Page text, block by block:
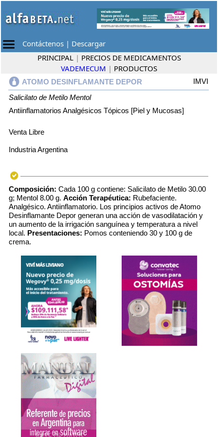
Contáctenos | Descargar
PRINCIPAL | PRECIOS DE MEDICAMENTOS
VADEMECUM | PRODUCTOS
ATOMO DESINFLAMANTE DEPOR
IMVI
Salicilato de Metilo Mentol
Antiinflamatorios Analgésicos Tópicos [Piel y Mucosas]
Venta Libre
Industria Argentina
Composición: Cada 100 g contiene: Salicilato de Metilo 30.00
g; Mentol 8.00 g. Acción Terapéutica: Rubefaciente.
Analgésico. Antiinflamatorio. Los principios activos de Atomo
Desinflamante Depor generan una acción de vasodilatación y
un aumento de la irrigación sanguínea y temperatura a nivel
local. Presentaciones: Pomos conteniendo 30 y 100 g de
crema.